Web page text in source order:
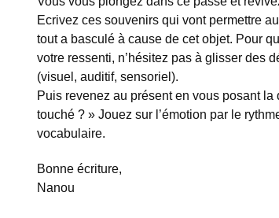
Ecrivez ces souvenirs qui vont permettre
tout a basculé à cause de cet objet. Pour
votre ressenti, n’hésitez pas à glisser des
(visuel, auditif, sensoriel).
Puis revenez au présent en vous posant la
touché ? » Jouez sur l’émotion par le
vocabulaire.
Bonne écriture,
Nanou